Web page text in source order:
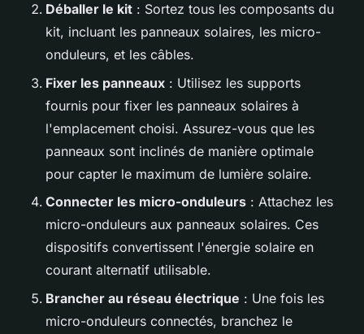
Déballer le kit : Sortez tous les composants du
kit, incluant les panneaux solaires, les micro-
onduleurs, et les câbles.
Fixer les panneaux : Utilisez les supports
fournis pour fixer les panneaux solaires à
l'emplacement choisi. Assurez-vous que les
panneaux sont inclinés de manière optimale
pour capter le maximum de lumière solaire.
Connecter les micro-onduleurs : Attachez les
micro-onduleurs aux panneaux solaires. Ces
dispositifs convertissent l'énergie solaire en
courant alternatif utilisable.
Brancher au réseau électrique : Une fois les
micro-onduleurs connectés, branchez le